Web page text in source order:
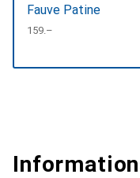
Fauve Patine
CHF
159.–